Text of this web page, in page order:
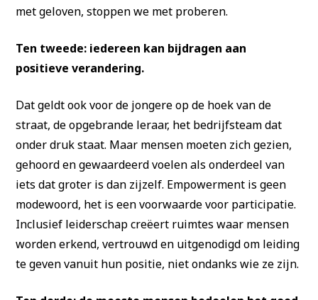
met geloven, stoppen we met proberen.
Ten tweede: iedereen kan bijdragen aan
positieve verandering.
Dat geldt ook voor de jongere op de hoek van de
straat, de opgebrande leraar, het bedrijfsteam dat
onder druk staat. Maar mensen moeten zich gezien,
gehoord en gewaardeerd voelen als onderdeel van
iets dat groter is dan zijzelf. Empowerment is geen
modewoord, het is een voorwaarde voor participatie.
Inclusief leiderschap creëert ruimtes waar mensen
worden erkend, vertrouwd en uitgenodigd om leiding
te geven vanuit hun positie, niet ondanks wie ze zijn.